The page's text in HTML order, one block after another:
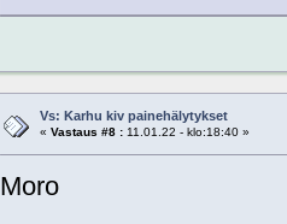
Vs: Karhu kiv painehälytykset
« Vastaus #8 :11.01.22 - klo:18:40 »
Moro